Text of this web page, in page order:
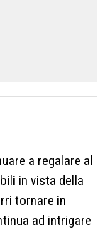
a regalare al
in vista della
tornare in
ad intrigare